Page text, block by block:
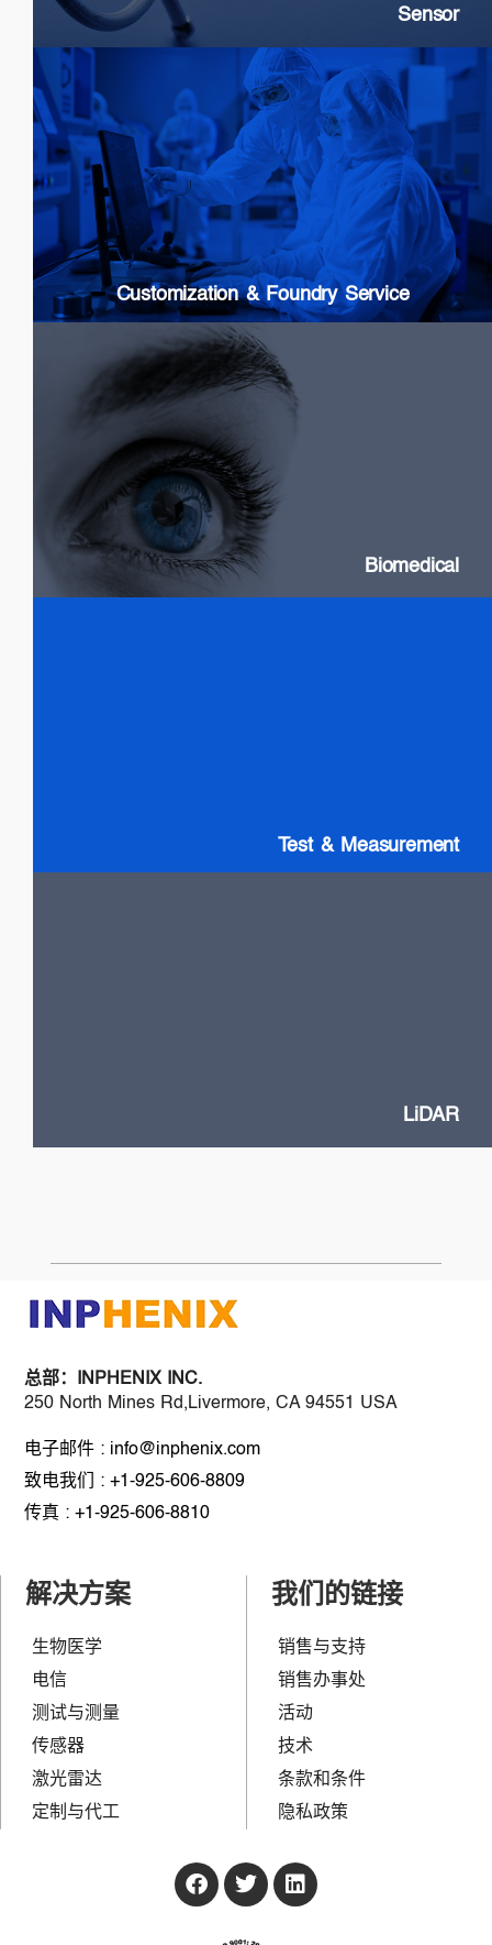
Biomedical
SLDs: Wideband & High Power
Swept Source Lasers: Long Coherence
Test & Measurement
LiDAR
Sensor
Customization & Foundry Service
Customization & Foundry Services
Epi wafer growth
Chip processing
Custom Packaging
Modules & Subsystems
总部：
INPHENIX INC.
250 North Mines Rd,Livermore, CA 94551 USA
电子邮件 : info@inphenix.com
致电我们 : +1-925-606-8809
传真 : +1-925-606-8810
解决方案
生物医学
电信
测试与测量
传感器
激光雷达
定制与代工
我们的链接
销售与支持
销售办事处
活动
技术
条款和条件
隐私政策